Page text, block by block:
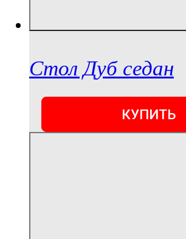
Стол Дуб седан
КУПИТЬ